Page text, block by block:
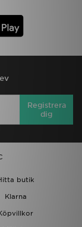
Registrera
dig
butik
Klarna